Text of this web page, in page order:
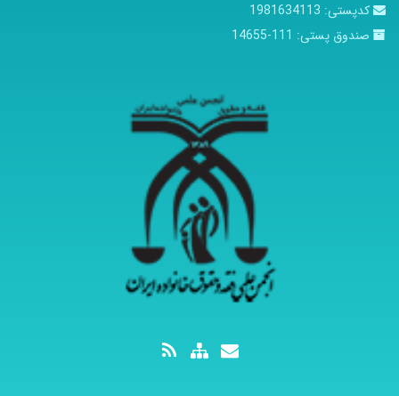
کدپستی: 1981634113
صندوق پستی: 111-14655